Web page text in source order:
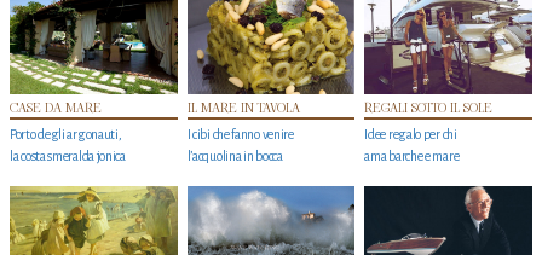
CASE DA MARE
Porto degli argonauti,
la costa smeralda jonica
IL MARE IN TAVOLA
I cibi che fanno venire
l’acquolina in bocca
REGALI SOTTO IL SOLE
Idee regalo per chi
ama barche e mare